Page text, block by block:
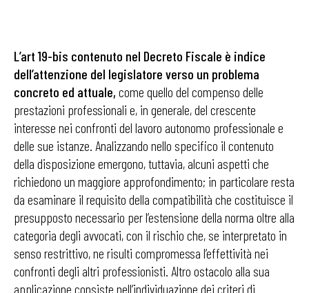
L’art 19-bis contenuto nel Decreto Fiscale è indice
dell’attenzione del legislatore verso un problema
concreto ed attuale, come quello del compenso delle
prestazioni professionali e, in generale, del crescente
interesse nei confronti del lavoro autonomo professionale e
delle sue istanze. Analizzando nello specifico il contenuto
della disposizione emergono, tuttavia, alcuni aspetti che
richiedono un maggiore approfondimento; in particolare resta
da esaminare il requisito della compatibilità che costituisce il
presupposto necessario per l’estensione della norma oltre alla
categoria degli avvocati, con il rischio che, se interpretato in
senso restrittivo, ne risulti compromessa l’effettività nei
confronti degli altri professionisti. Altro ostacolo alla sua
applicazione consiste nell’individuazione dei criteri di